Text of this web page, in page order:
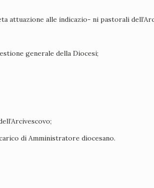
attuazione alle indicazio- ni pastorali
generale della Diocesi;
di Amministratore diocesano.